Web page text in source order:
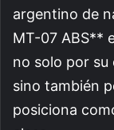
argentino de
MT-07 ABS**
no solo por
sino también
posiciona